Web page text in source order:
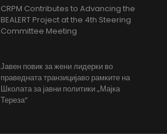
CRPM Contributes to Advancing the
BEALERT Project at the 4th Steering
Committee Meeting
Јавен повик за жени лидерки во
праведната транзицијаво рамките на
Школата за јавни политики „Мајка
Тереза“